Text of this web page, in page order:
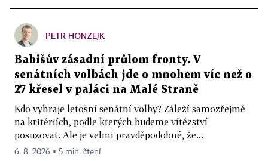
PETR HONZEJK
Babišův zásadní průlom fronty. V
senátních volbách jde o mnohem víc než o
27 křesel v paláci na Malé Straně
Kdo vyhraje letošní senátní volby? Záleží samozřejmě
na kritériích, podle kterých budeme vítězství
posuzovat. Ale je velmi pravděpodobné, že...
6. 8. 2026 ▪ 5 min. čtení